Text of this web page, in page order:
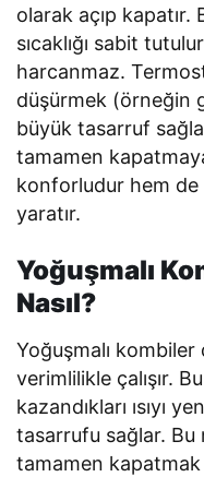
olarak açıp
sıcaklığı sabit
harcanmaz.
düşürmek (örneğin
büyük tasarruf
tamamen
konforludur hem de
yaratır.
Yoğuşmalı
Nasıl?
Yoğuşmalı kombiler
verimlilikle çalışır.
kazandıkları ısıyı
tasarrufu sağlar.
tamamen